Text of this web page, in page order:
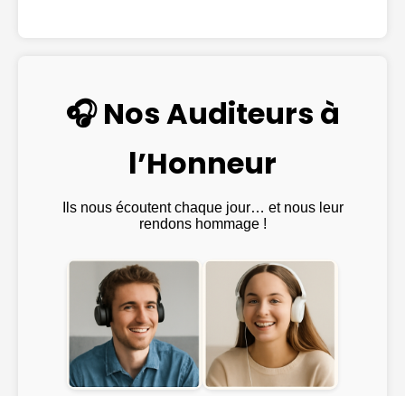
🎧 Nos Auditeurs à
l’Honneur
Ils nous écoutent chaque jour… et nous leur
rendons hommage !